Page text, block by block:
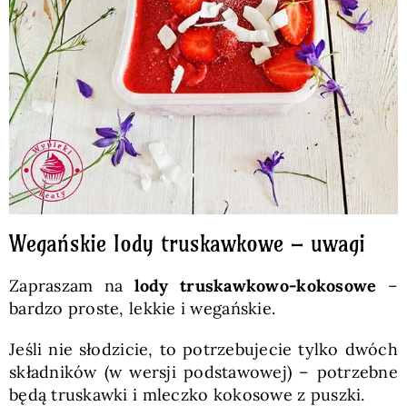
Wegańskie lody truskawkowe – uwagi
Zapraszam na lody truskawkowo-kokosowe –
bardzo proste, lekkie i wegańskie.
Jeśli nie słodzicie, to potrzebujecie tylko dwóch
składników (w wersji podstawowej) – potrzebne
będą truskawki i mleczko kokosowe z puszki.